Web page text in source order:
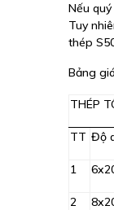
Nếu
Tuy
thép
Bảng
THÉP
TT Độ
1
2